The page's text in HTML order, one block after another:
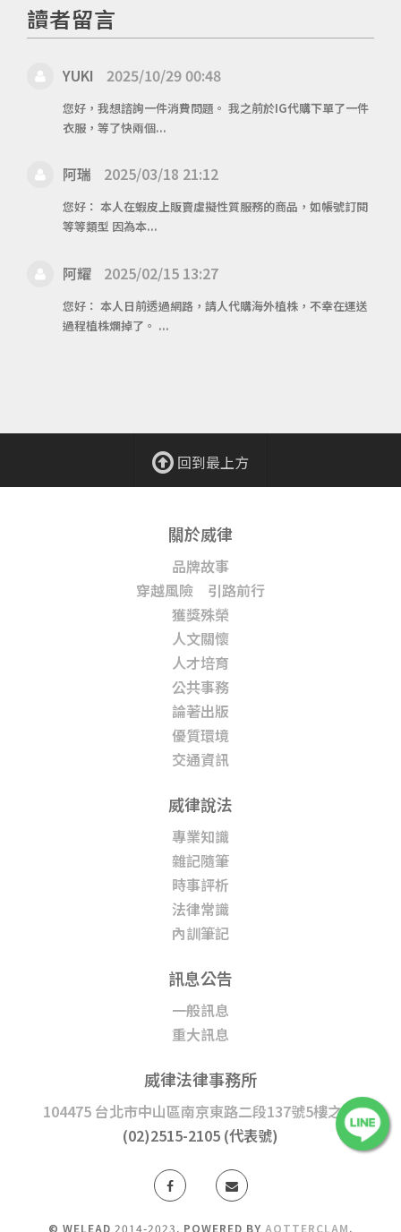
讀者留言
YUKI 2025/10/29 00:48
您好，我想諮詢一件消費問題。 我之前於IG代購下單了一件
衣服，等了快兩個...
阿瑞 2025/03/18 21:12
您好： 本人在蝦皮上販賣虛擬性質服務的商品，如帳號訂閱
等等類型 因為本...
阿耀 2025/02/15 13:27
您好： 本人日前透過網路，請人代購海外植株，不幸在運送
過程植株爛掉了。 ...
回到最上方
關於威律
品牌故事
穿越風險 引路前行
獲獎殊榮
人文關懷
人才培育
公共事務
論著出版
優質環境
交通資訊
威律說法
專業知識
雜記隨筆
時事評析
法律常識
內訓筆記
訊息公告
一般訊息
重大訊息
威律法律事務所
104475 台北市中山區南京東路二段137號5樓之1|
(02)2515-2105 (代表號)
© WELEAD 2014-2023. POWERED BY AOTTERCLAM.